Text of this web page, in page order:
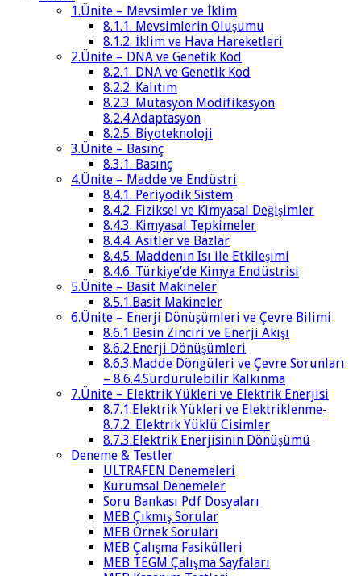
1.Ünite – Mevsimler ve İklim
8.1.1. Mevsimlerin Oluşumu
8.1.2. İklim ve Hava Hareketleri
2.Ünite – DNA ve Genetik Kod
8.2.1. DNA ve Genetik Kod
8.2.2. Kalıtım
8.2.3. Mutasyon Modifikasyon
8.2.4.Adaptasyon
8.2.5. Biyoteknoloji
3.Ünite – Basınç
8.3.1. Basınç
4.Ünite – Madde ve Endüstri
8.4.1. Periyodik Sistem
8.4.2. Fiziksel ve Kimyasal Değişimler
8.4.3. Kimyasal Tepkimeler
8.4.4. Asitler ve Bazlar
8.4.5. Maddenin Isı ile Etkileşimi
8.4.6. Türkiye’de Kimya Endüstrisi
5.Ünite – Basit Makineler
8.5.1.Basit Makineler
6.Ünite – Enerji Dönüşümleri ve Çevre Bilimi
8.6.1.Besin Zinciri ve Enerji Akışı
8.6.2.Enerji Dönüşümleri
8.6.3.Madde Döngüleri ve Çevre Sorunları
– 8.6.4.Sürdürülebilir Kalkınma
7.Ünite – Elektrik Yükleri ve Elektrik Enerjisi
8.7.1.Elektrik Yükleri ve Elektriklenme-
8.7.2. Elektrik Yüklü Cisimler
8.7.3.Elektrik Enerjisinin Dönüşümü
Deneme & Testler
ULTRAFEN Denemeleri
Kurumsal Denemeler
Soru Bankası Pdf Dosyaları
MEB Çıkmış Sorular
MEB Örnek Soruları
MEB Çalışma Fasikülleri
MEB TEGM Çalışma Sayfaları